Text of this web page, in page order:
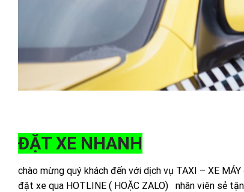
ĐẶT XE NHANH
chào mừng quý khách đến với dịch vụ TAXI – XE
đặt xe qua HOTLINE ( HOẶC ZALO) nhân viên sẻ